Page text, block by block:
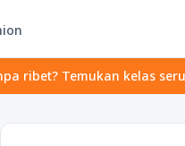
Temukan kelas seru